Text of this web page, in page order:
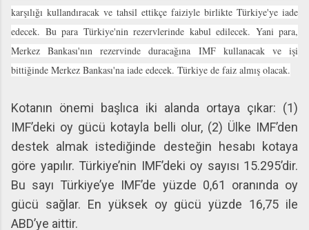
karşılığı kullandıracak ve tahsil ettikçe faiziyle birlikte Türkiye'ye iade
edecek. Bu para Türkiye'nin rezervlerinde kabul edilecek. Yani para,
Merkez Bankası'nın rezervinde duracağına IMF kullanacak ve işi
bittiğinde Merkez Bankası'na iade edecek. Türkiye de faiz almış olacak.
Kotanın önemi başlıca iki alanda ortaya çıkar: (1)
IMF’deki oy gücü kotayla belli olur, (2) Ülke IMF’den
destek almak istediğinde desteğin hesabı kotaya
göre yapılır. Türkiye’nin IMF’deki oy sayısı 15.295’dir.
Bu sayı Türkiye’ye IMF’de yüzde 0,61 oranında oy
gücü sağlar. En yüksek oy gücü yüzde 16,75 ile
ABD’ye aittir.